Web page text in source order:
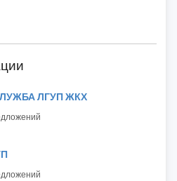
ЛГУП ЖКХ